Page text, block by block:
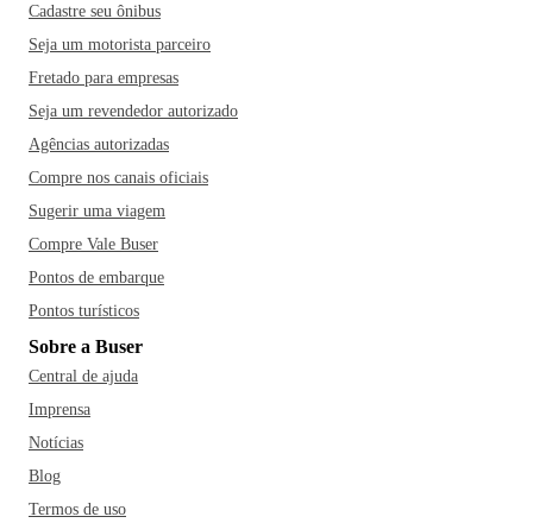
Cadastre seu ônibus
Seja um motorista parceiro
Fretado para empresas
Seja um revendedor autorizado
Agências autorizadas
Compre nos canais oficiais
Sugerir uma viagem
Compre Vale Buser
Pontos de embarque
Pontos turísticos
Sobre a Buser
Central de ajuda
Imprensa
Notícias
Blog
Termos de uso